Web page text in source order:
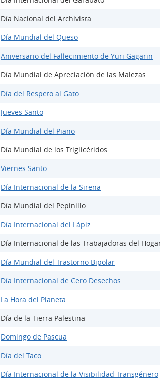
Día Nacional del Archivista
Día Mundial del Queso
Aniversario del Fallecimiento de Yuri Gagarin
Día Mundial de Apreciación de las Malezas
Día del Respeto al Gato
Jueves Santo
Día Mundial del Piano
Día Mundial de los Triglicéridos
Viernes Santo
Día Internacional de la Sirena
Día Mundial del Pepinillo
Día Internacional del Lápiz
Día Internacional de las Trabajadoras del
Día Mundial del Trastorno Bipolar
Día Internacional de Cero Desechos
La Hora del Planeta
Día de la Tierra Palestina
Domingo de Pascua
Día del Taco
Día Internacional de la Visibilidad Transgénero